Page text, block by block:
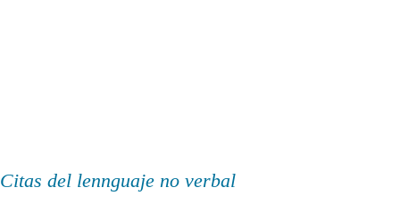
Citas del lennguaje no verbal